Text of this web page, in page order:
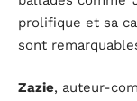
prolifique et sa
sont
Zazie, auteur-